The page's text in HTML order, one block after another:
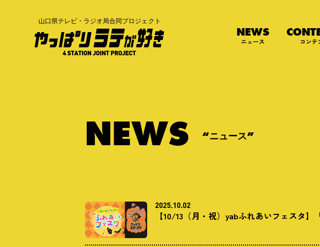
NEWS
ニュース コンテ
N EWS “ニュース”
2025.10.02
【10/13（月・祝）yabふれあいフェスタ